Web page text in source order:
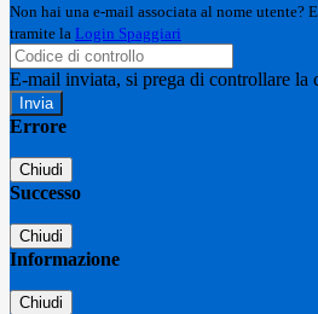
Non hai una e-mail associata al nome utente?
tramite la Login Spaggiari
E-mail inviata, si prega di controllare la
Errore
Chiudi
Successo
Chiudi
Informazione
Chiudi